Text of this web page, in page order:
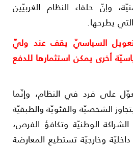
حلفاء النظام الغربيّين
السياسيّ يقف عند وليّ
أخرى يمكن استثمارها للدفع
فرد في النظام، وإنّما
والفئويّة والطبقيّة
الوطنيّة وتكافؤ الفرص،
وخارجيّة تستطيع المعارضة